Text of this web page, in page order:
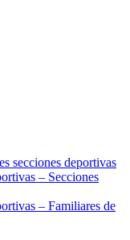
secciones deportivas
– Secciones
– Familiares de